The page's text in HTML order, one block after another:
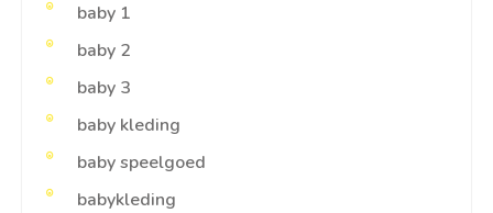
baby 1
baby 2
baby 3
baby kleding
baby speelgoed
babykleding